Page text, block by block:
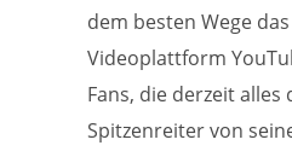
dem besten Wege
Videoplattform
Fans, die derzeit
Spitzenreiter von